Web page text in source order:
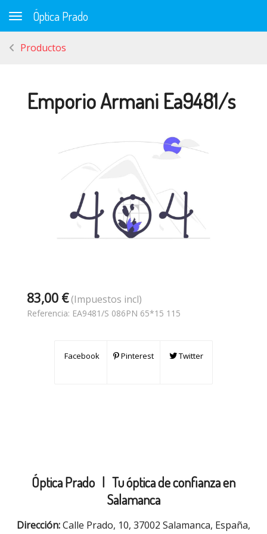
Toggle navigation
Óptica Prado
Productos
Emporio Armani Ea9481/s
83,00 €(Impuestos incl)
Referencia: EA9481/S 086PN 65*15 115
Facebook Pinterest Twitter
Óptica Prado | Tu óptica de confianza en
Salamanca
Dirección:Calle Prado, 10, 37002 Salamanca, España,